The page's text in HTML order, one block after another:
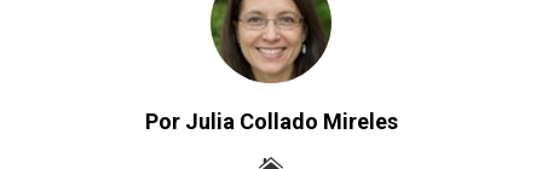
Por Julia Collado Mireles